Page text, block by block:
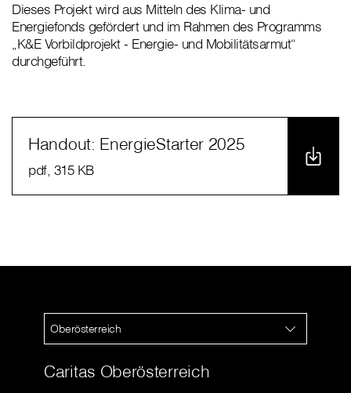
Dieses Projekt wird aus Mitteln des Klima- und
Energiefonds gefördert und im Rahmen des Programms
„K&E Vorbildprojekt - Energie- und Mobilitätsarmut“
durchgeführt.
Handout: EnergieStarter 2025
pdf, 315 KB
Oberösterreich
Caritas Oberösterreich